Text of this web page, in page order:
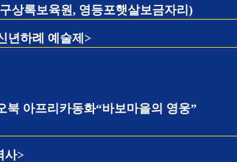
상록보육원, 영등포햇살보금자리)
년하례 예술제>
북 아프리카동화“바보마을의 영웅”
사>